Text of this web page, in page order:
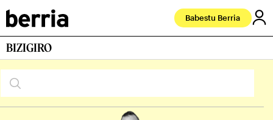
Babestu Berria
BIZIGIRO